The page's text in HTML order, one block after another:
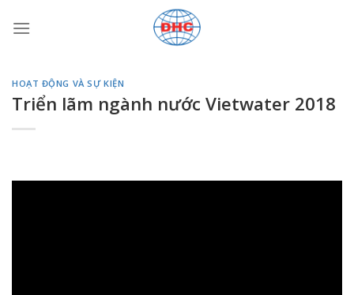
qua
HOẠT ĐỘNG VÀ SỰ KIỆN
Triển lãm ngành nước Vietwater 2018